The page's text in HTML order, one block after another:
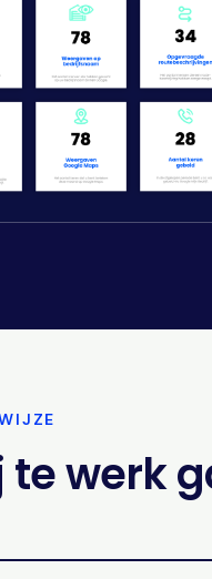
te werk